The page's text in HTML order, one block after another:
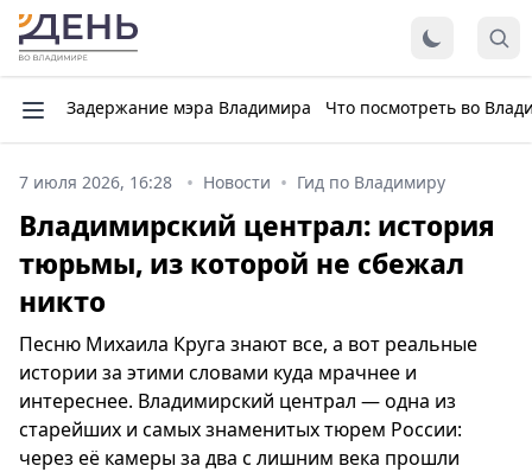
Задержание мэра Владимира Что посмотреть во
7 июля 2026, 16:28 Новости Гид по Владимиру
Владимирский централ: история
тюрьмы, из которой не сбежал
никто
Песню Михаила Круга знают все, а вот реальные
истории за этими словами куда мрачнее и
интереснее. Владимирский централ — одна из
старейших и самых знаменитых тюрем России:
через её камеры за два с лишним века прошли